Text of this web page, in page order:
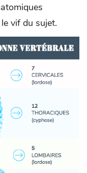
vif du sujet.